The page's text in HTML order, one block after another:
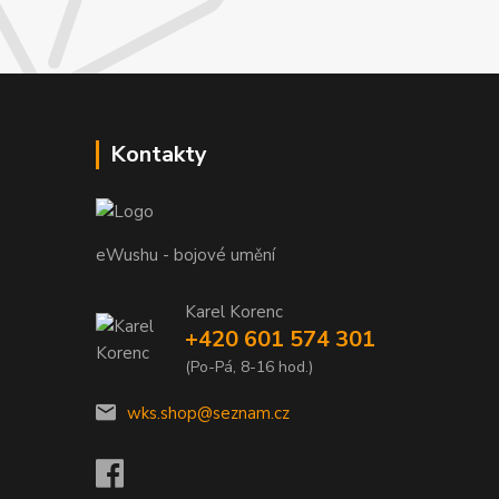
Kontakty
eWushu - bojové umění
Karel Korenc
+420 601 574 301
(Po-Pá, 8-16 hod.)
wks.shop@seznam.cz